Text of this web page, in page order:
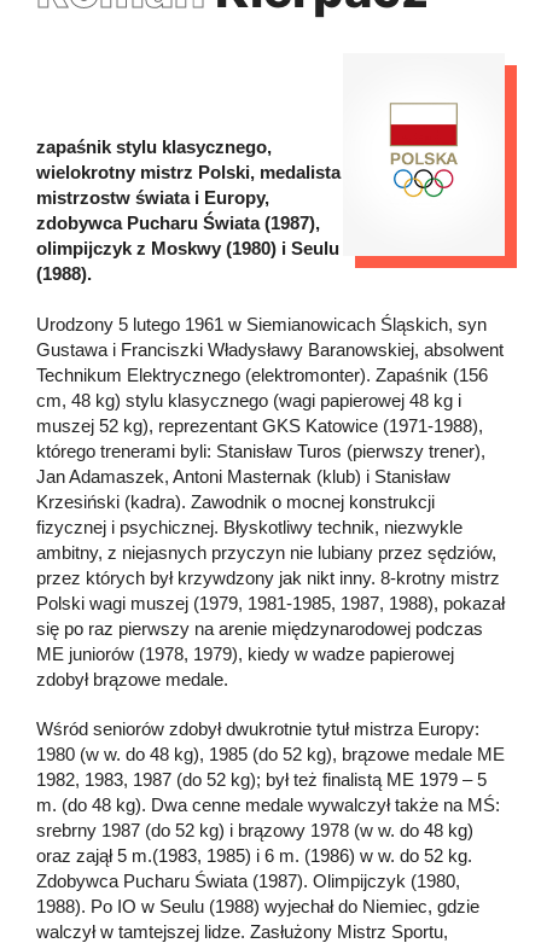
zapaśnik stylu klasycznego,
wielokrotny mistrz Polski, medalista
mistrzostw świata i Europy,
zdobywca Pucharu Świata (1987),
olimpijczyk z Moskwy (1980) i Seulu
(1988).
Urodzony 5 lutego 1961 w Siemianowicach Śląskich, syn
Gustawa i Franciszki Władysławy Baranowskiej, absolwent
Technikum Elektrycznego (elektromonter). Zapaśnik (156
cm, 48 kg) stylu klasycznego (wagi papierowej 48 kg i
muszej 52 kg), reprezentant GKS Katowice (1971-1988),
którego trenerami byli: Stanisław Turos (pierwszy trener),
Jan Adamaszek, Antoni Masternak (klub) i Stanisław
Krzesiński (kadra). Zawodnik o mocnej konstrukcji
fizycznej i psychicznej. Błyskotliwy technik, niezwykle
ambitny, z niejasnych przyczyn nie lubiany przez sędziów,
przez których był krzywdzony jak nikt inny. 8-krotny mistrz
Polski wagi muszej (1979, 1981-1985, 1987, 1988), pokazał
się po raz pierwszy na arenie międzynarodowej podczas
ME juniorów (1978, 1979), kiedy w wadze papierowej
zdobył brązowe medale.
Wśród seniorów zdobył dwukrotnie tytuł mistrza Europy:
1980 (w w. do 48 kg), 1985 (do 52 kg), brązowe medale ME
1982, 1983, 1987 (do 52 kg); był też finalistą ME 1979 – 5
m. (do 48 kg). Dwa cenne medale wywalczył także na MŚ:
srebrny 1987 (do 52 kg) i brązowy 1978 (w w. do 48 kg)
oraz zajął 5 m.(1983, 1985) i 6 m. (1986) w w. do 52 kg.
Zdobywca Pucharu Świata (1987). Olimpijczyk (1980,
1988). Po IO w Seulu (1988) wyjechał do Niemiec, gdzie
walczył w tamtejszej lidze. Zasłużony Mistrz Sportu,